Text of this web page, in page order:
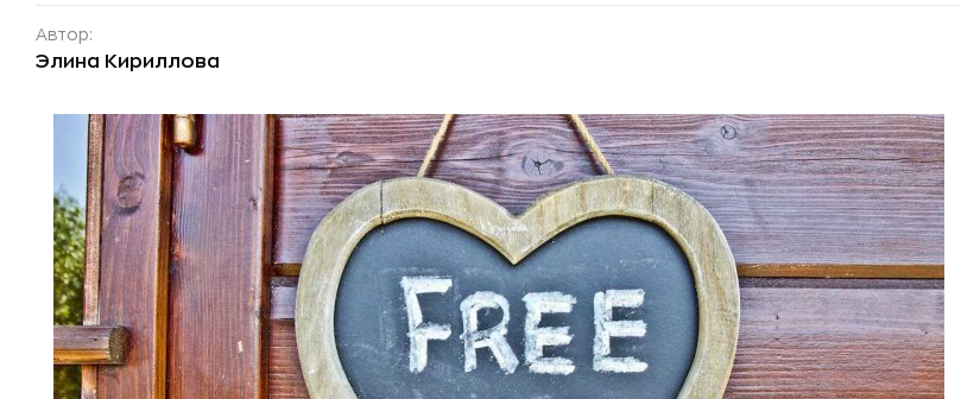
Автор:
Элина Кириллова